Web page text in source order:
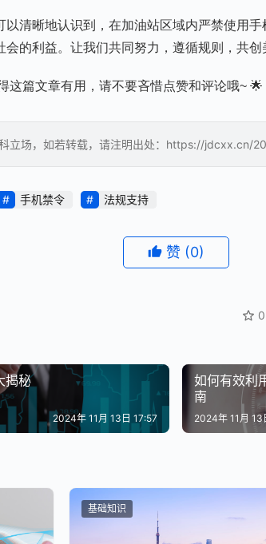
以清晰地认识到，在加油站区域内严禁使用
的利益。让我们共同努力，遵循规则，共创
这篇文章有用，请不要吝惜点赞和评论哦~ 🌟
立场，如若转载，请注明出处：https://jdcxx.cn/
手机禁令 法规支持
赞 (0)
0
揭秘
2024年 11月 13日 17:57
如何有效利
南
2024年 11月 13
基础知识